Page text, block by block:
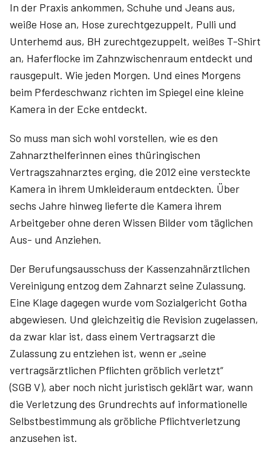
In der Praxis ankommen, Schuhe und Jeans aus,
weiße Hose an, Hose zurechtgezuppelt, Pulli und
Unterhemd aus, BH zurechtgezuppelt, weißes T-Shirt
an, Haferflocke im Zahnzwischenraum entdeckt und
rausgepult. Wie jeden Morgen. Und eines Morgens
beim Pferdeschwanz richten im Spiegel eine kleine
Kamera in der Ecke entdeckt.
So muss man sich wohl vorstellen, wie es den
Zahnarzthelferinnen eines thüringischen
Vertragszahnarztes erging, die 2012 eine versteckte
Kamera in ihrem Umkleideraum entdeckten. Über
sechs Jahre hinweg lieferte die Kamera ihrem
Arbeitgeber ohne deren Wissen Bilder vom täglichen
Aus- und Anziehen.
Der Berufungsausschuss der Kassenzahnärztlichen
Vereinigung entzog dem Zahnarzt seine Zulassung.
Eine Klage dagegen wurde vom Sozialgericht Gotha
abgewiesen. Und gleichzeitig die Revision zugelassen,
da zwar klar ist, dass einem Vertragsarzt die
Zulassung zu entziehen ist, wenn er „seine
vertragsärztlichen Pflichten gröblich verletzt“
(SGB V), aber noch nicht juristisch geklärt war, wann
die Verletzung des Grundrechts auf informationelle
Selbstbestimmung als gröbliche Pflichtverletzung
anzusehen ist.